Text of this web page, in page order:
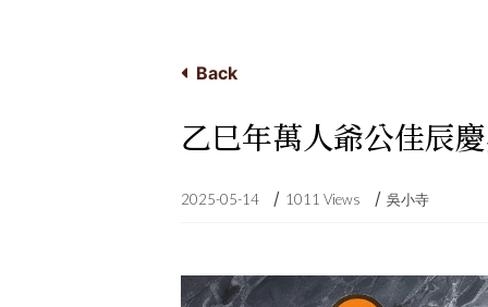
Back
乙巳年萬人爺公佳辰
2025-05-14 / 1011 Views /吳小寺